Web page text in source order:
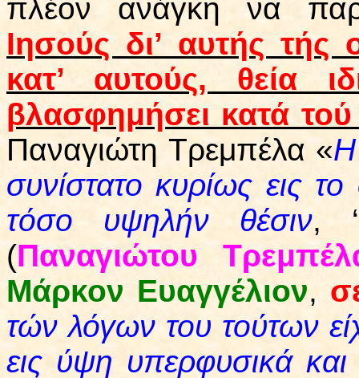
πλέον ανάγκη να
Ιησούς δι’ αυτής τής
κατ’ αυτούς, θεία
βλασφημήσει κατά
Παναγιώτη Τρεμπέλα «Η
συνίστατο κυρίως εις
τόσο υψηλήν θέσιν, ‘
(Παναγιώτου
Μάρκον Ευαγγέλιον,
τών λόγων του τούτων
εις ύψη υπερφυσικά